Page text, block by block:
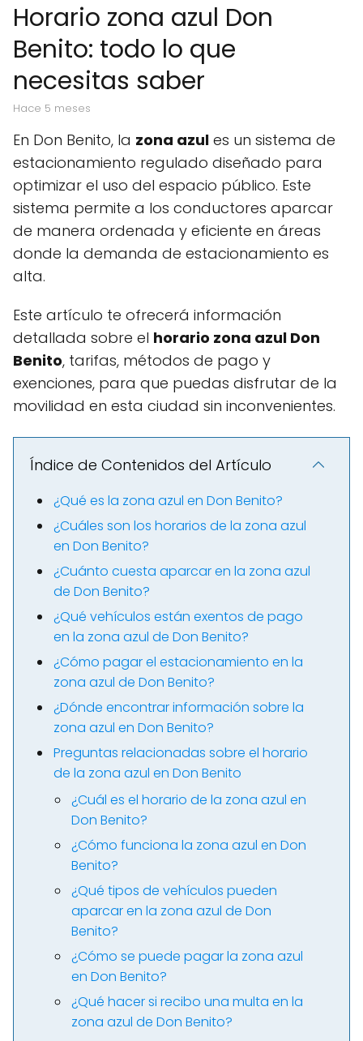
Horario zona azul Don
Benito: todo lo que
necesitas saber
hace 5 meses
En Don Benito, la zona azul es un sistema de
estacionamiento regulado diseñado para
optimizar el uso del espacio público. Este
sistema permite a los conductores aparcar
de manera ordenada y eficiente en áreas
donde la demanda de estacionamiento es
alta.
Este artículo te ofrecerá información
detallada sobre el horario zona azul Don
Benito, tarifas, métodos de pago y
exenciones, para que puedas disfrutar de la
movilidad en esta ciudad sin inconvenientes.
Índice de Contenidos del Artículo
¿Qué es la zona azul en Don Benito?
¿Cuáles son los horarios de la zona azul
en Don Benito?
¿Cuánto cuesta aparcar en la zona azul
de Don Benito?
¿Qué vehículos están exentos de pago
en la zona azul de Don Benito?
¿Cómo pagar el estacionamiento en la
zona azul de Don Benito?
¿Dónde encontrar información sobre la
zona azul en Don Benito?
Preguntas relacionadas sobre el horario
de la zona azul en Don Benito
¿Cuál es el horario de la zona azul en
Don Benito?
¿Cómo funciona la zona azul en Don
Benito?
¿Qué tipos de vehículos pueden
aparcar en la zona azul de Don
Benito?
¿Cómo se puede pagar la zona azul
en Don Benito?
¿Qué hacer si recibo una multa en la
zona azul de Don Benito?